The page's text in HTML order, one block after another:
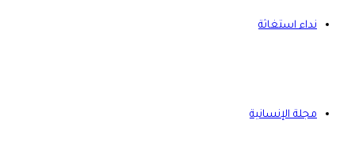
نداء استغاثة
مجلة الإنسانية